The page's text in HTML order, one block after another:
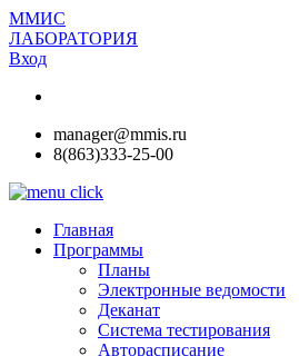
ММИС
ЛАБОРАТОРИЯ
Вход
manager@mmis.ru
8(863)333-25-00
Главная
Программы
Планы
Электронные ведомости
Деканат
Система тестирования
Авторасписание